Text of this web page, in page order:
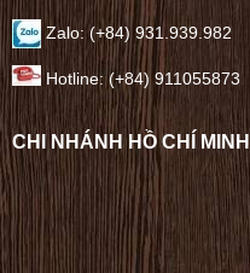
Zalo: (+84) 931.939.982
Hotline: (+84) 911055873
CHI NHÁNH HỒ CHÍ MINH